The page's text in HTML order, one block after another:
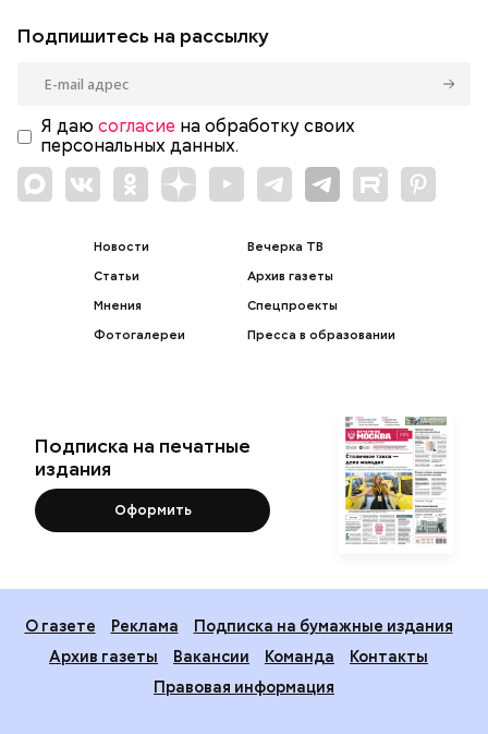
Подпишитесь на рассылку
Я даю согласие на обработку своих
персональных данных.
Новости
Статьи
Мнения
Фотогалереи
Вечерка ТВ
Архив газеты
Спецпроекты
Пресса в образовании
Подписка на печатные
издания
Оформить
О газете Реклама
Подписка на бумажные издания
Архив газеты
Вакансии Команда
Контакты
Правовая информация